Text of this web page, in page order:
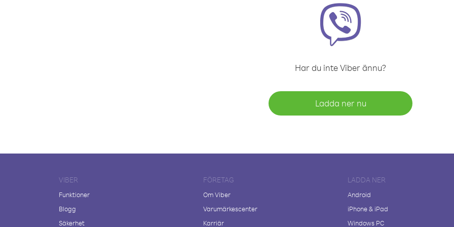
Har du inte Viber ännu?
Ladda ner nu
VIBER
Funktioner
Blogg
Säkerhet
FÖRETAG
Om Viber
Varumärkescenter
Karriär
LADDA NER
Android
iPhone & iPad
Windows PC